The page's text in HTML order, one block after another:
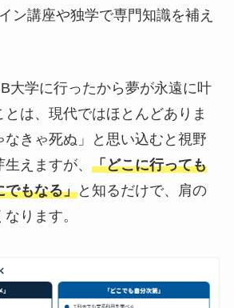
ン講座や独学で専門知識を補え
B大学に行ったから夢が永遠に叶
は、現代ではほとんどありま
なきゃ死ぬ」と思い込むと視野
えますが、 「どこに行っても
でもなる」と知るだけで、肩の
ります。